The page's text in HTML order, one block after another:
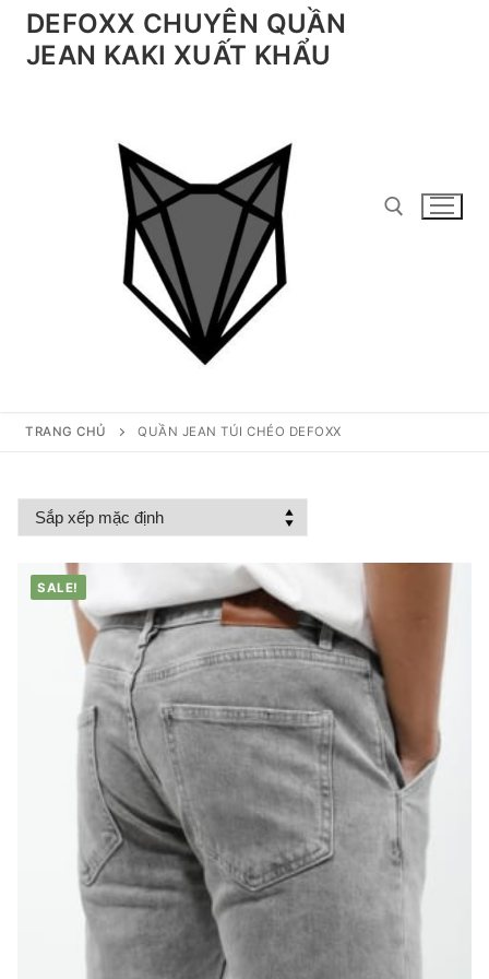
Chuyển
đếnDEFOXX CHUYÊN QUẦN
JEAN KAKI XUẤT KHẨU
Tìm kiếm cho:
TRANG CHỦ QUẦN JEAN TÚI CHÉO DEFOXX
SALE!